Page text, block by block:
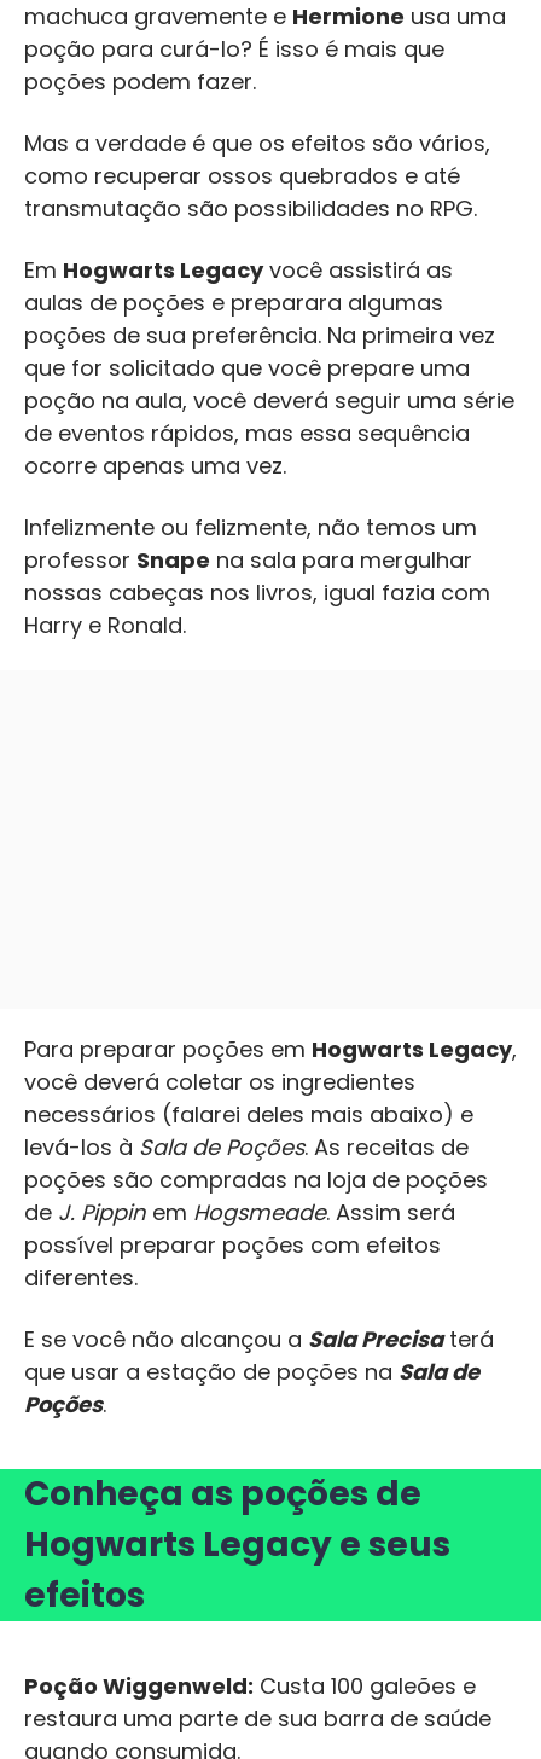
machuca gravemente e Hermione usa uma
poção para curá-lo? É isso é mais que
poções podem fazer.
Mas a verdade é que os efeitos são vários,
como recuperar ossos quebrados e até
transmutação são possibilidades no RPG.
Em Hogwarts Legacyvocê assistirá as
aulas de poções e preparara algumas
poções de sua preferência. Na primeira vez
que for solicitado que você prepare uma
poção na aula, você deverá seguir uma série
de eventos rápidos, mas essa sequência
ocorre apenas uma vez.
Infelizmente ou felizmente, não temos um
professor Snape na sala para mergulhar
nossas cabeças nos livros, igual fazia com
Harry e Ronald.
Para preparar poções em Hogwarts Legacy,
você deverá coletar os ingredientes
necessários (falarei deles mais abaixo) e
levá-los à Sala de Poções. As receitas de
poções são compradas na loja de poções
de J. Pippin em Hogsmeade. Assim será
possível preparar poções com efeitos
diferentes.
E se você não alcançou a Sala Precisaterá
que usar a estação de poções na Sala de
Poções.
Conheça as poções de
Hogwarts Legacy e seus
efeitos
Poção Wiggenweld: Custa 100 galeões e
restaura uma parte de sua barra de saúde
quando consumida.